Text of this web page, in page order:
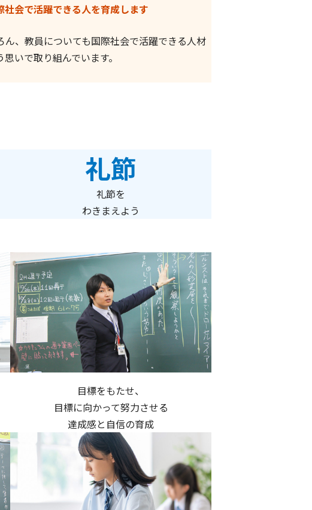
社会で活躍できる人を育成します
ん、教員についても国際社会で活躍できる人材
いで取り組んでいます。
礼節
礼節を
わきまえよう
目標をもたせ、
目標に向かって努力させる
達成感と自信の育成